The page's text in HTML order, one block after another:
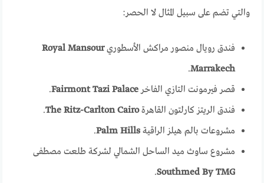
والتي تضم على سبيل المثال لا الحصر:
فندق رويال منصور مراكش الأسطوريRoyal Mansour
Marrakech
.
قصر فيرمونت التازي الفاخرFairmont Tazi Palace
.
فندق الريتز كارلتون القاهرةThe Ritz-Carlton Cairo
.
مشروعات بالم هيلز الراقيةPalm Hills
.
مشروع ساوث ميد الساحل الشمالي لشركة طلعت مصطفى
Southmed By TMG
.